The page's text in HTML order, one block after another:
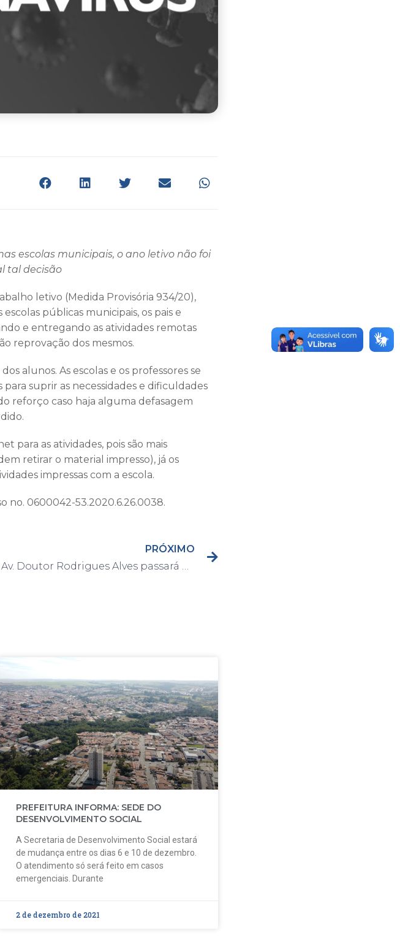
escolas municipais, o ano letivo não foi
tal decisão
letivo (Medida Provisória 934/20),
públicas municipais, os pais e
e entregando as atividades remotas
reprovação dos mesmos.
alunos. As escolas e os professores se
suprir as necessidades e dificuldades
reforço caso haja alguma defasagem
para as atividades, pois são mais
retirar o material impresso), já os
impressas com a escola.
no. 0600042-53.2020.6.26.0038.
PRÓXIMO
Av. Doutor Rodrigues Alves passará por manutenção na rede de energia neste domingo
PREFEITURA INFORMA: SEDE DO
DESENVOLVIMENTO SOCIAL
A Secretaria de Desenvolvimento Social estará
de mudança entre os dias 6 e 10 de dezembro.
O atendimento só será feito em casos
emergenciais. Durante
2 de dezembro de 2021